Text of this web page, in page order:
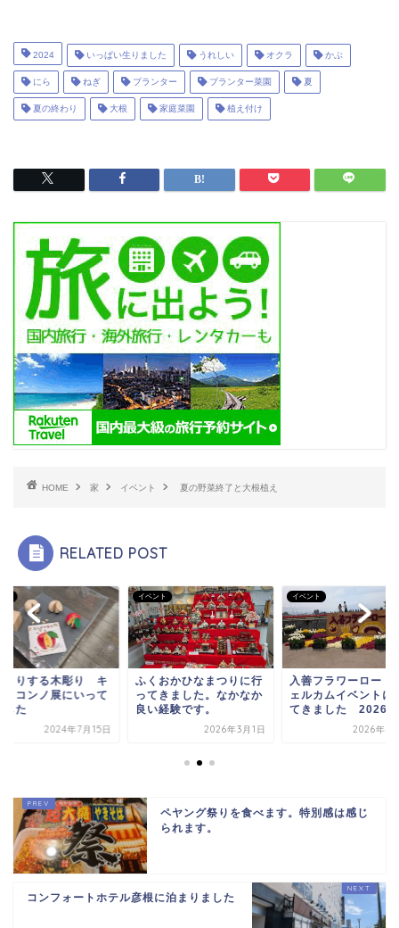
2024 いっぱい生りました うれしい オクラ かぶ
にら ねぎ プランター プランター菜園 夏
夏の終わり 大根 家庭菜園 植え付け
HOME 家 イベント 夏の野菜終了と大根植え
RELATED POST
くりする木彫り キ
ノコンノ展にいって
した
2024年7月15日
イベント
ふくおかひなまつりに行
ってきました。なかなか
良い経験です。
2026年3月1日
イベント
入善フラワーロード
ェルカムイベントに
てきました 2026
2026年4
ペヤング祭りを食べます。特別感は感じ
られます。
コンフォートホテル彦根に泊まりました